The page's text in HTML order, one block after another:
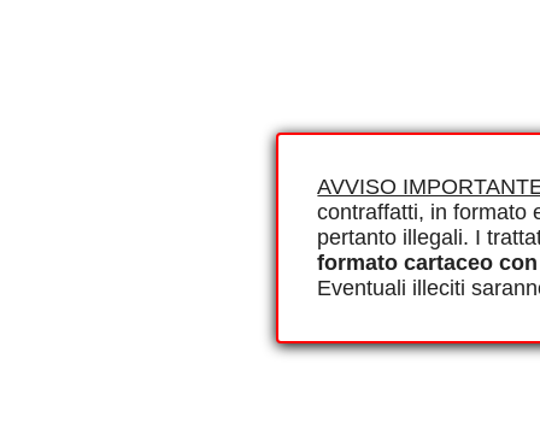
AVVISO
contraffatti, in formato
pertanto illegali. I
formato cartaceo
Eventuali illeciti